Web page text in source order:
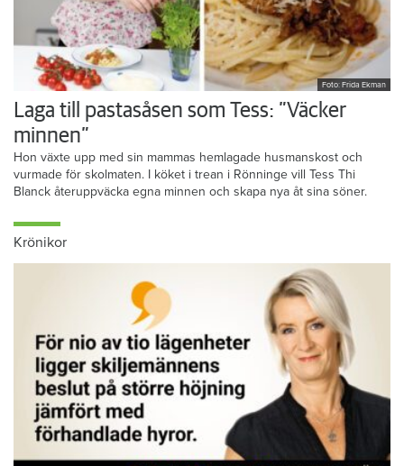
Foto: Frida Ekman
Laga till pastasåsen som Tess: ”Väcker
minnen”
Hon växte upp med sin mammas hemlagade husmanskost och
vurmade för skolmaten. I köket i trean i Rönninge vill Tess Thi
Blanck återuppväcka egna minnen och skapa nya åt sina söner.
Krönikor